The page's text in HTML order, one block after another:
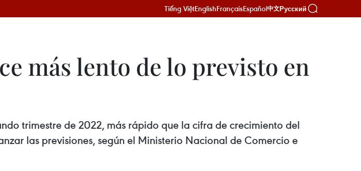
Tiếng ViệtEnglishFrançaisEspañol中文Русский
más lento de lo previsto en
trimestre de 2022, más rápido que la cifra de crecimiento del
las previsiones, según el Ministerio Nacional de Comercio e